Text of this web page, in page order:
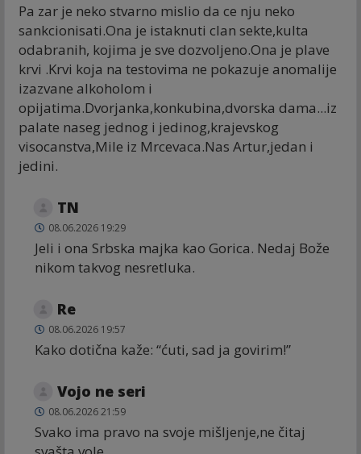
Pa zar je neko stvarno mislio da ce nju neko
sankcionisati.Ona je istaknuti clan sekte,kulta
odabranih, kojima je sve dozvoljeno.Ona je plave
krvi .Krvi koja na testovima ne pokazuje anomalije
izazvane alkoholom i
opijatima.Dvorjanka,konkubina,dvorska dama...iz
palate naseg jednog i jedinog,krajevskog
visocanstva,Mile iz Mrcevaca.Nas Artur,jedan i
jedini.
TN
08.06.2026 19:29
Jeli i ona Srbska majka kao Gorica. Nedaj Bože
nikom takvog nesretluka.
Re
08.06.2026 19:57
Kako dotična kaže: “ćuti, sad ja govirim!”
Vojo ne seri
08.06.2026 21:59
Svako ima pravo na svoje mišljenje,ne čitaj